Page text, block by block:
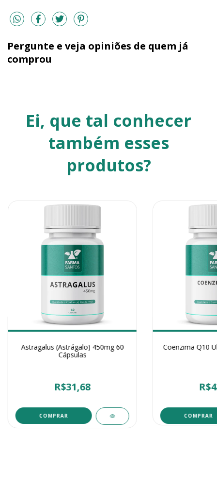
Pergunte e veja opiniões de quem já
comprou
Ei, que tal conhecer
também esses
produtos?
Astragalus (Astrágalo) 450mg 60
Cápsulas
R$31,68
Coenzima Q10
COMPRAR